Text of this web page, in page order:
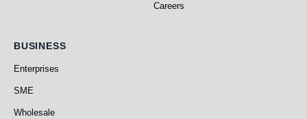
Careers
Business
BUSINESS
Enterprises
SME
Wholesale